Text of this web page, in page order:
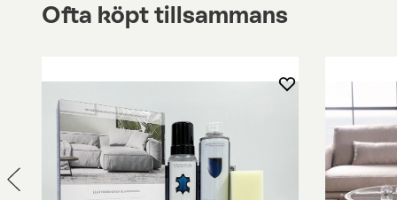
Ofta köpt tillsammans